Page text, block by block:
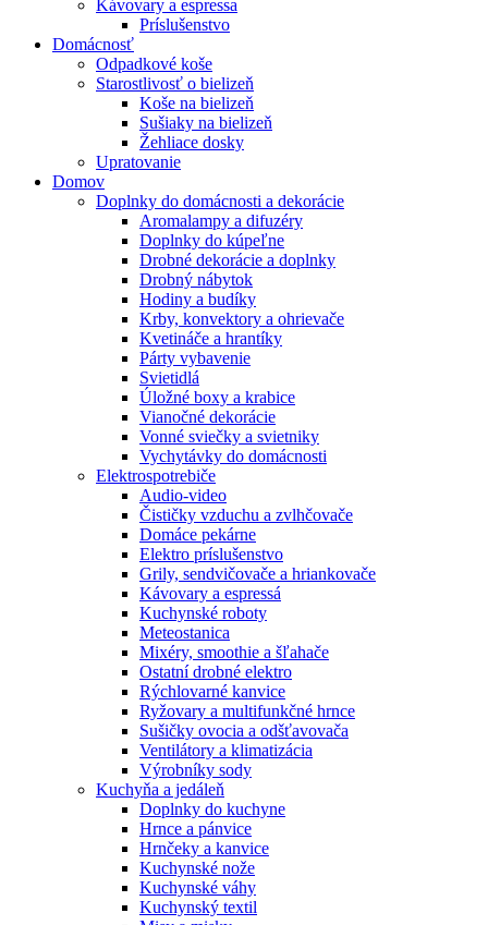
Kávovary a espressa
Príslušenstvo
Domácnosť
Odpadkové koše
Starostlivosť o bielizeň
Koše na bielizeň
Sušiaky na bielizeň
Žehliace dosky
Upratovanie
Domov
Doplnky do domácnosti a dekorácie
Aromalampy a difuzéry
Doplnky do kúpeľne
Drobné dekorácie a doplnky
Drobný nábytok
Hodiny a budíky
Krby, konvektory a ohrievače
Kvetináče a hrantíky
Párty vybavenie
Svietidlá
Úložné boxy a krabice
Vianočné dekorácie
Vonné sviečky a svietniky
Vychytávky do domácnosti
Elektrospotrebiče
Audio-video
Čističky vzduchu a zvlhčovače
Domáce pekárne
Elektro príslušenstvo
Grily, sendvičovače a hriankovače
Kávovary a espressá
Kuchynské roboty
Meteostanica
Mixéry, smoothie a šľahače
Ostatní drobné elektro
Rýchlovarné kanvice
Ryžovary a multifunkčné hrnce
Sušičky ovocia a odšťavovača
Ventilátory a klimatizácia
Výrobníky sody
Kuchyňa a jedáleň
Doplnky do kuchyne
Hrnce a pánvice
Hrnčeky a kanvice
Kuchynské nože
Kuchynské váhy
Kuchynský textil